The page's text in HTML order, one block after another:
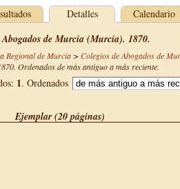
Detalles Calendario
de Murcia (Murcia). 1870.
Regional de Murcia> Colegios de Abogados de
Ordenados de más antiguo a más reciente.
1. Ordenados
Ejemplar (20 páginas)